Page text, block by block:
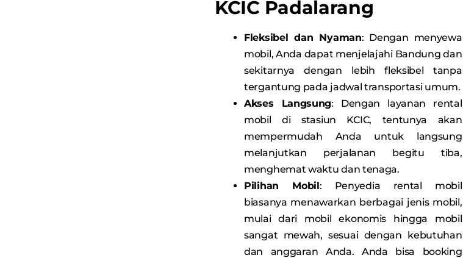
KCIC Padalarang
Fleksibel dan Nyaman: Dengan menyewa
mobil, Anda dapat menjelajahi Bandung dan
sekitarnya dengan lebih fleksibel tanpa
tergantung pada jadwal transportasi umum.
Akses Langsung: Dengan layanan rental
mobil di stasiun KCIC, tentunya akan
mempermudah Anda untuk langsung
melanjutkan perjalanan begitu tiba,
menghemat waktu dan tenaga.
Pilihan Mobil: Penyedia rental mobil
biasanya menawarkan berbagai jenis mobil,
mulai dari mobil ekonomis hingga mobil
sangat mewah, sesuai dengan kebutuhan
dan anggaran Anda. Anda bisa booking